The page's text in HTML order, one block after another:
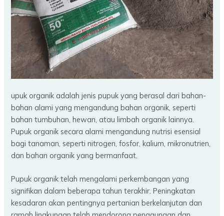
upuk organik adalah jenis pupuk yang berasal dari bahan-
bahan alami yang mengandung bahan organik, seperti
bahan tumbuhan, hewan, atau limbah organik lainnya.
Pupuk organik secara alami mengandung nutrisi esensial
bagi tanaman, seperti nitrogen, fosfor, kalium, mikronutrien,
dan bahan organik yang bermanfaat.
Pupuk organik telah mengalami perkembangan yang
signifikan dalam beberapa tahun terakhir. Peningkatan
kesadaran akan pentingnya pertanian berkelanjutan dan